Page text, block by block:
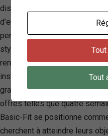
distingue par son application
d’entraînement et la possibilité
personnel via le chat,
style de vie sain et actif.
rendre chaque séance
installations modernes
gratuites et des zones
offres telles que quatre
Basic-Fit se positionne
cherchent à atteindre leurs
Tout